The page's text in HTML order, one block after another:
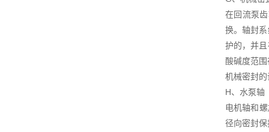
在回流泵
换。轴封
护的，并
酸碱度范
机械密封
H、水泵轴
电机轴和
径向密封